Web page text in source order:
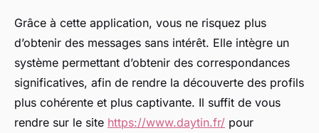
Grâce à cette application, vous ne risquez plus
d’obtenir des messages sans intérêt. Elle intègre un
système permettant d’obtenir des correspondances
significatives, afin de rendre la découverte des profils
plus cohérente et plus captivante. Il suffit de vous
rendre sur le site https://www.daytin.fr/ pour